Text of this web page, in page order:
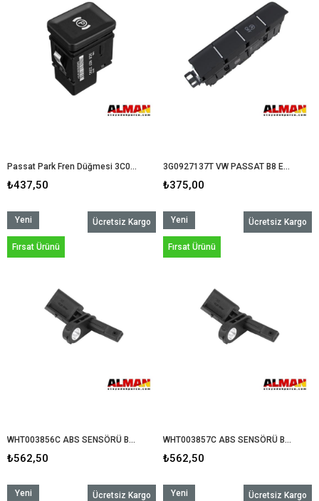
Passat Park Fren Düğmesi 3C0927225 / 3C0927225C OEM
₺437,50
3G0927137T VW PASSAT B8 ECP START TUŞU OR
₺375,00
WHT003856C ABS SENSÖRÜ B8-8.5-ARTEON-TİGUAN ÖN SOL
₺562,50
Ücretsiz Kargo
Yeni
Ürün
Fırsat Ürünü
WHT003857C ABS SENSÖRÜ B8-8.5-ARTEON-TİGUAN ÖN SAG
₺562,50
Ücretsiz Kargo
Yeni
Ürün
Fırsat Ürünü
Ücretsiz Kargo
Yeni
Ücretsiz Kargo
Yeni